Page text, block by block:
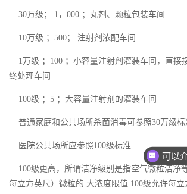
30万级； 1，000 ；丸剂、颗粒包装车间
10万级 ；500； 注射剂浓配车间
1万级 ；100 ；小容量注射剂灌装车间，直接
终处理车间
100级 ；5 ；大容量注射剂的灌装车间
普通家庭和公共场所杀菌消毒可参照30万级标
医院公共场所应参照100级标准
100级更高，所谓洁净级别是指空气微粒洁净
每立方英尺）微粒的 大浓度限值 100级允许每